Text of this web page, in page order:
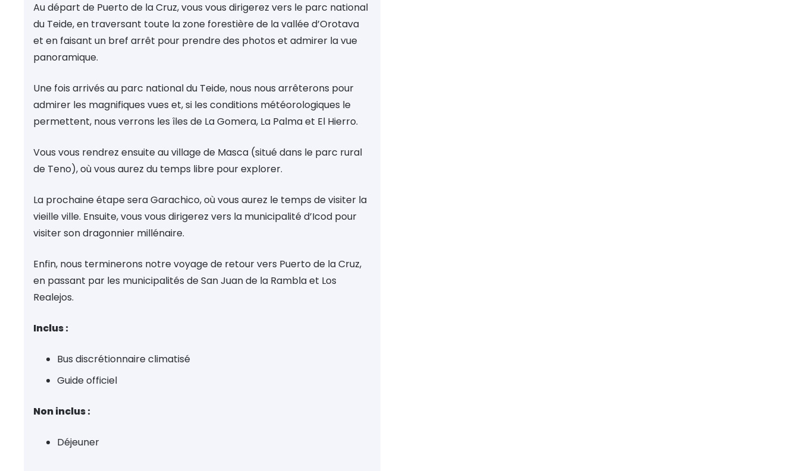
Au départ de Puerto de la Cruz, vous vous dirigerez vers le parc national
du Teide, en traversant toute la zone forestière de la vallée d’Orotava
et en faisant un bref arrêt pour prendre des photos et admirer la vue
panoramique.
Une fois arrivés au parc national du Teide, nous nous arrêterons pour
admirer les magnifiques vues et, si les conditions météorologiques le
permettent, nous verrons les îles de La Gomera, La Palma et El Hierro.
Vous vous rendrez ensuite au village de Masca (situé dans le parc rural
de Teno), où vous aurez du temps libre pour explorer.
La prochaine étape sera Garachico, où vous aurez le temps de visiter la
vieille ville. Ensuite, vous vous dirigerez vers la municipalité d’Icod pour
visiter son dragonnier millénaire.
Enfin, nous terminerons notre voyage de retour vers Puerto de la Cruz,
en passant par les municipalités de San Juan de la Rambla et Los
Realejos.
Inclus :
Bus discrétionnaire climatisé
Guide officiel
Non inclus :
Déjeuner